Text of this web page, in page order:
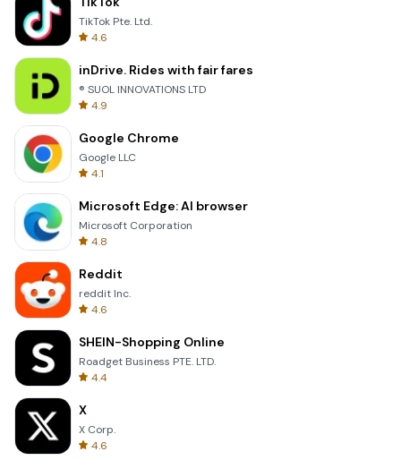
TikTok Pte. Ltd.
4.6
inDrive. Rides with fair fares
® SUOL INNOVATIONS LTD
4.9
Google Chrome
Google LLC
4.1
Microsoft Edge: AI browser
Microsoft Corporation
4.8
Reddit
reddit Inc.
4.6
SHEIN-Shopping Online
Roadget Business PTE. LTD.
4.4
X
X Corp.
4.6